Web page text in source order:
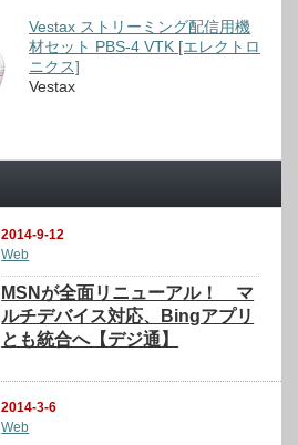
Vestax ストリーミング配信用機
材セット PBS-4 VTK [エレクトロ
ニクス]
Vestax
2014-9-12
Web
MSNが全面リニューアル！ マ
ルチデバイス対応、Bingアプリ
とも統合へ【デジ通】
2014-3-6
Web